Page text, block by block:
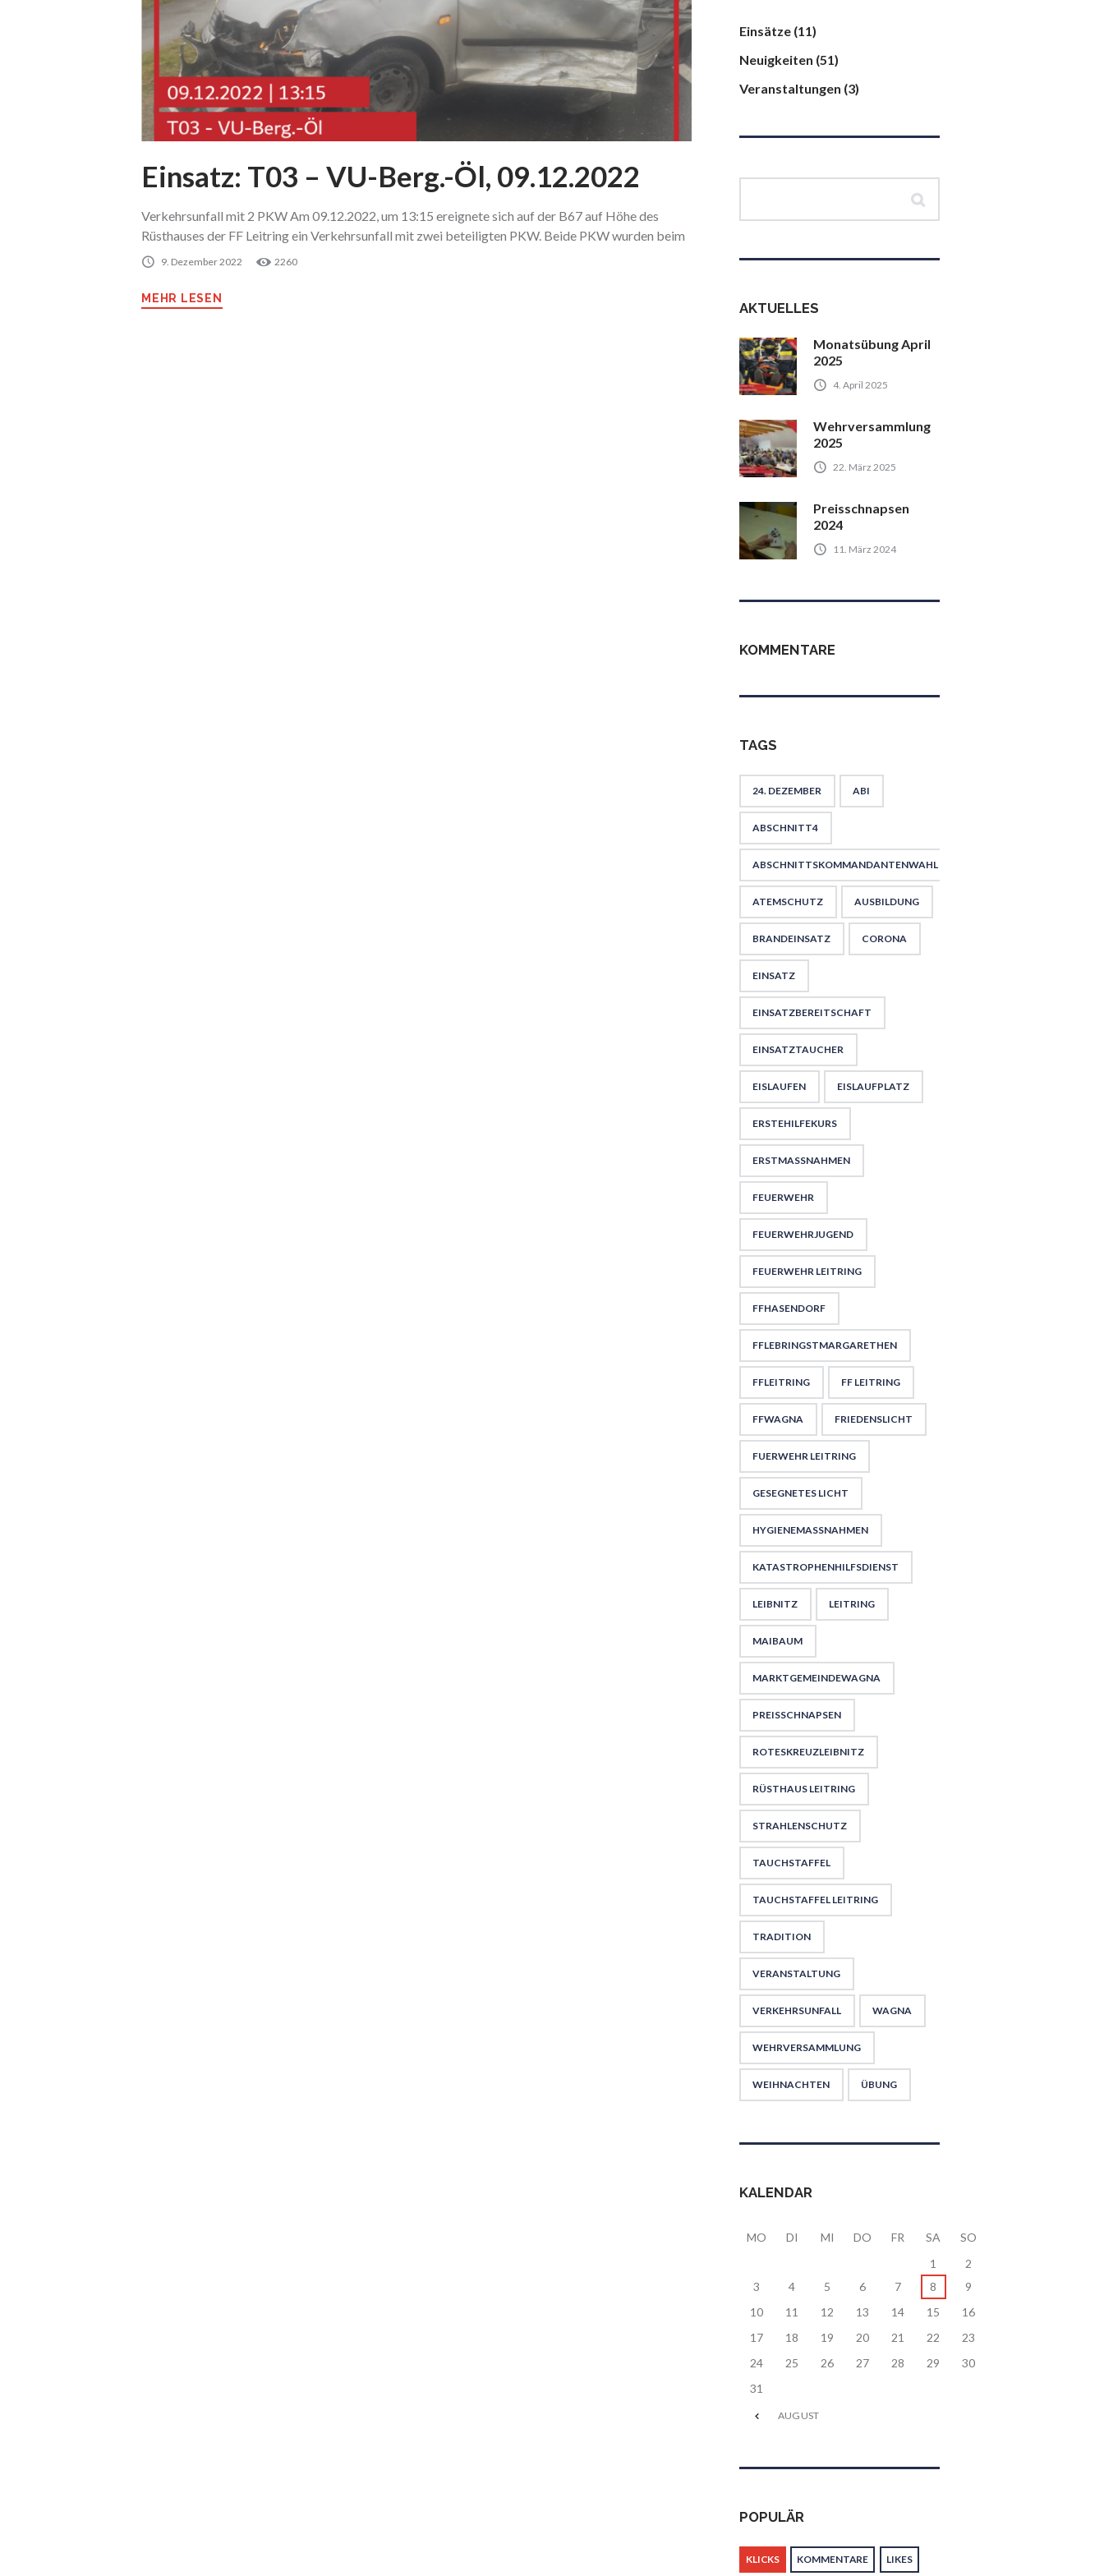
Einsatz: T03 – VU-Berg.-Öl, 09.12.2022
Verkehrsunfall mit 2 PKW Am 09.12.2022, um 13:15 ereignete sich auf der B67 auf Höhe des
Rüsthauses der FF Leitring ein Verkehrsunfall mit zwei beteiligten PKW. Beide PKW wurden beim
9. Dezember 2022 2260
MEHR LESEN
Einsätze (11)
Neuigkeiten (51)
Veranstaltungen (3)
AKTUELLES
Monatsübung April
2025
4. April 2025
Wehrversammlung
2025
22. März 2025
Preisschnapsen
2024
11. März 2024
KOMMENTARE
TAGS
24. DEZEMBER ABI
ABSCHNITT4
ABSCHNITTSKOMMANDANTENWAHL
ATEMSCHUTZ AUSBILDUNG
BRANDEINSATZ CORONA
EINSATZ
EINSATZBEREITSCHAFT
EINSATZTAUCHER
EISLAUFEN EISLAUFPLATZ
ERSTEHILFEKURS
ERSTMASSNAHMEN
FEUERWEHR
FEUERWEHRJUGEND
FEUERWEHR LEITRING
FFHASENDORF
FFLEBRINGSTMARGARETHEN
FFLEITRING FF LEITRING
FFWAGNA FRIEDENSLICHT
FUERWEHR LEITRING
GESEGNETES LICHT
HYGIENEMASSNAHMEN
KATASTROPHENHILFSDIENST
LEIBNITZ LEITRING
MAIBAUM
MARKTGEMEINDEWAGNA
PREISSCHNAPSEN
ROTESKREUZLEIBNITZ
RÜSTHAUS LEITRING
STRAHLENSCHUTZ
TAUCHSTAFFEL
TAUCHSTAFFEL LEITRING
TRADITION
VERANSTALTUNG
VERKEHRSUNFALL WAGNA
WEHRVERSAMMLUNG
WEIHNACHTEN ÜBUNG
KALENDAR
AUGUST
MO DI MI DO FR SA
SO
1
2
3
4 5 6 7 8
9
10
11 12 13 14 15
16
17
18 19 20 21 22
23
24
25 26 27 28 29
30
31
POPULÄR
KLICKS KOMMENTARE LIKES